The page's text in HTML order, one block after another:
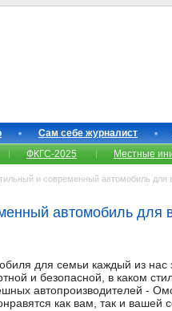
Сам себе журналист
ФКГС-2025 Местные
и современный автомобиль
автомобиль для
для семьи каждый из
и безопасной, в каком
автопроизводителей -
как вам, так и вашей